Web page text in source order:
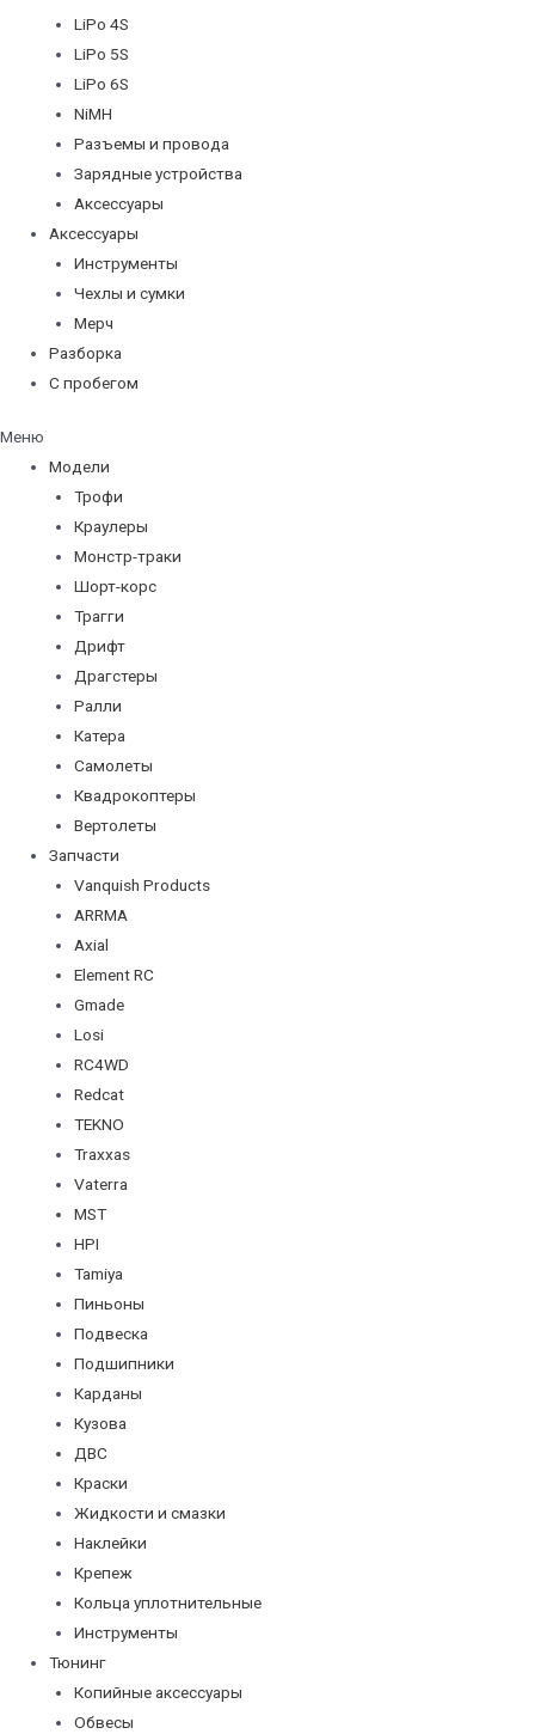
LiPo 4S
LiPo 5S
LiPo 6S
NiMH
Разъемы и провода
Зарядные устройства
Аксессуары
Аксессуары
Инструменты
Чехлы и сумки
Мерч
Разборка
С пробегом
Меню
Модели
Трофи
Краулеры
Монстр-траки
Шорт-корс
Трагги
Дрифт
Драгстеры
Ралли
Катера
Самолеты
Квадрокоптеры
Вертолеты
Запчасти
Vanquish Products
ARRMA
Axial
Element RC
Gmade
Losi
RC4WD
Redcat
TEKNO
Traxxas
Vaterra
MST
HPI
Tamiya
Пиньоны
Подвеска
Подшипники
Карданы
Кузова
ДВС
Краски
Жидкости и смазки
Наклейки
Крепеж
Кольца уплотнительные
Инструменты
Тюнинг
Копийные аксессуары
Обвесы